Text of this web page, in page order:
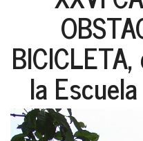
la